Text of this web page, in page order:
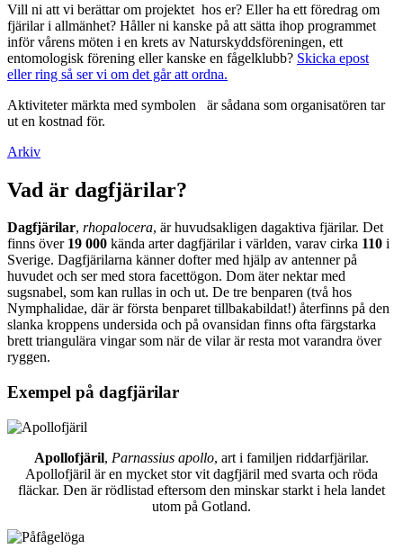
Vill ni att vi berättar om projektet hos er? Eller ha ett föredrag om
fjärilar i allmänhet? Håller ni kanske på att sätta ihop programmet
inför vårens möten i en krets av Naturskyddsföreningen, ett
entomologisk förening eller kanske en fågelklubb? Skicka epost
eller ring så ser vi om det går att ordna.
Aktiviteter märkta med symbolen
är sådana som organisatören tar
ut en kostnad för.
Arkiv
Vad är dagfjärilar?
Dagfjärilar, rhopalocera, är huvudsakligen dagaktiva fjärilar. Det
finns över 19 000 kända arter dagfjärilar i världen, varav cirka 110 i
Sverige. Dagfjärilarna känner dofter med hjälp av antenner på
huvudet och ser med stora facettögon. Dom äter nektar med
sugsnabel, som kan rullas in och ut. De tre benparen (två hos
Nymphalidae, där är första benparet tillbakabildat!) återfinns på den
slanka kroppens undersida och på ovansidan finns ofta färgstarka
brett triangulära vingar som när de vilar är resta mot varandra över
ryggen.
Exempel på dagfjärilar
Apollofjäril, Parnassius apollo, art i familjen riddarfjärilar.
Apollofjäril är en mycket stor vit dagfjäril med svarta och röda
fläckar. Den är rödlistad eftersom den minskar starkt i hela landet
utom på Gotland.